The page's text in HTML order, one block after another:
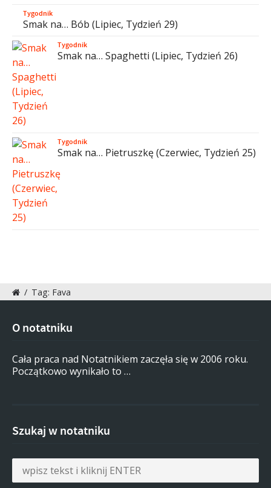
Tygodnik
Smak na… Bób (Lipiec, Tydzień 29)
Tygodnik
Smak na… Spaghetti (Lipiec, Tydzień 26)
Tygodnik
Smak na… Pietruszkę (Czerwiec, Tydzień 25)
/ Tag: Fava
O notatniku
Cała praca nad Notatnikiem zaczęła się w 2006 roku.
Początkowo wynikało to …
Szukaj w notatniku